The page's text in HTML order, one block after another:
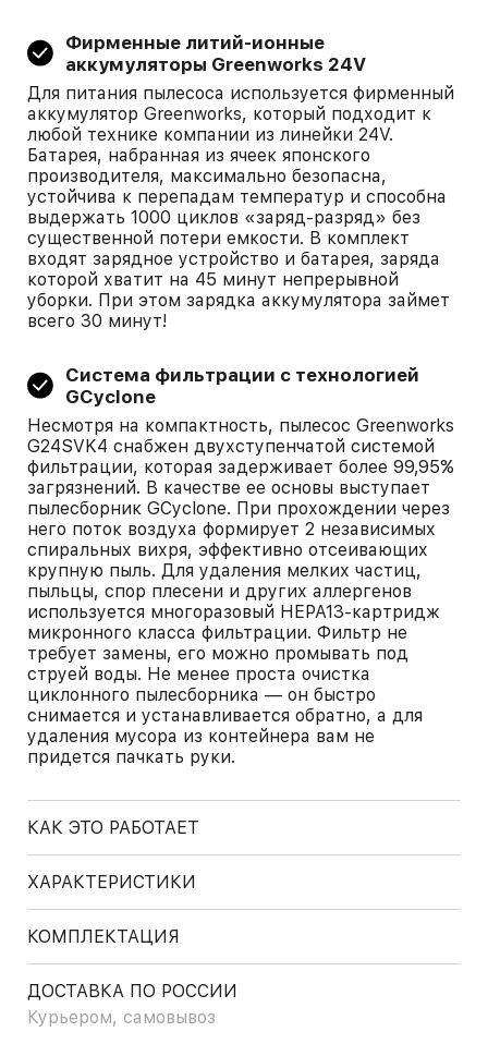
Фирменные литий-ионные
аккумуляторы Greenworks 24V
Для питания пылесоса используется фирменный
аккумулятор Greenworks, который подходит к
любой технике компании из линейки 24V.
Батарея, набранная из ячеек японского
производителя, максимально безопасна,
устойчива к перепадам температур и способна
выдержать 1000 циклов «заряд-разряд» без
существенной потери емкости. В комплект
входят зарядное устройство и батарея, заряда
которой хватит на 45 минут непрерывной
уборки. При этом зарядка аккумулятора займет
всего 30 минут!
Система фильтрации с технологией
GCyclone
Несмотря на компактность, пылесос Greenworks
G24SVK4 снабжен двухступенчатой системой
фильтрации, которая задерживает более 99,95%
загрязнений. В качестве ее основы выступает
пылесборник GCyclone. При прохождении через
него поток воздуха формирует 2 независимых
спиральных вихря, эффективно отсеивающих
крупную пыль. Для удаления мелких частиц,
пыльцы, спор плесени и других аллергенов
используется многоразовый НЕРА13-картридж
микронного класса фильтрации. Фильтр не
требует замены, его можно промывать под
струей воды. Не менее проста очистка
циклонного пылесборника — он быстро
снимается и устанавливается обратно, а для
удаления мусора из контейнера вам не
придется пачкать руки.
КАК ЭТО РАБОТАЕТ
ХАРАКТЕРИСТИКИ
КОМПЛЕКТАЦИЯ
ДОСТАВКА ПО РОССИИ
Курьером, самовывоз